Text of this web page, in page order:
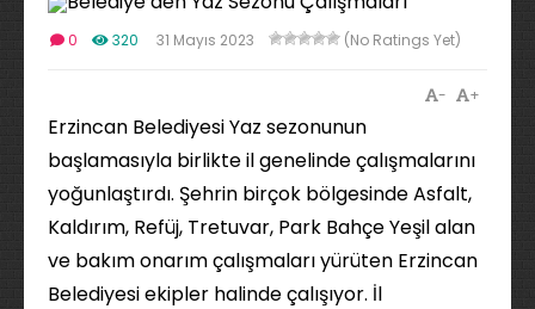
0 320 31 Mayıs 2023 (No Ratings Yet)
+
-
Erzincan Belediyesi Yaz sezonunun
başlamasıyla birlikte il genelinde çalışmalarını
yoğunlaştırdı. Şehrin birçok bölgesinde Asfalt,
Kaldırım, Refüj, Tretuvar, Park Bahçe Yeşil alan
ve bakım onarım çalışmaları yürüten Erzincan
Belediyesi ekipler halinde çalışıyor. İl